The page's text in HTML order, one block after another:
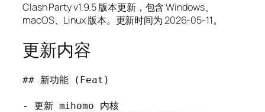
Clash Party v1.9.5 版本更新，包含 Windows、
macOS、Linux 版本。更新时间为 2026-05-11。
更新内容
## 新功能 (Feat)
- 更新 mihomo 内核